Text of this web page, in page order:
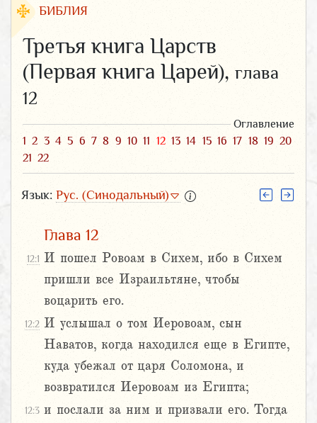
БИБЛИЯ
Третья книга Царств
(Первая книга Царей), глава
12
Оглавление
1 2 3 4 5 6 7 8 9 10 11 12 13 14 15 16 17 18 19 20
21 22
Язык: Рус. (Синодальный)
Глава 12
12:1 И пошел Ровоам в Сихем, ибо в Сихем
пришли все Израильтяне, чтобы
воцарить его.
12:2 И услышал о том Иеровоам, сын
Наватов, когда находился еще в Египте,
куда убежал от царя Соломона, и
возвратился Иеровоам из Египта;
12:3 и послали за ним и призвали его. Тогда